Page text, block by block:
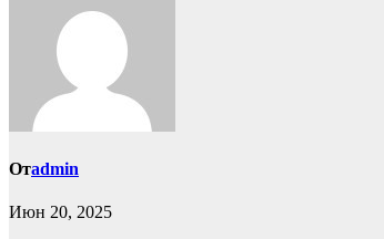
Отadmin
Июн 20, 2025